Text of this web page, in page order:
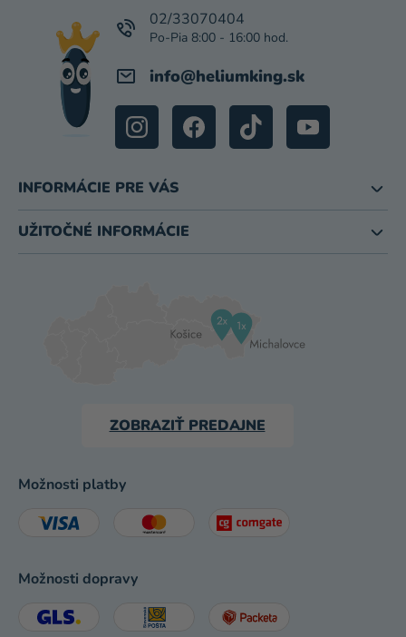
info@heliumking.sk
02/33070404
INFORMÁCIE PRE VÁS
UŽITOČNÉ INFORMÁCIE
ZOBRAZIŤ PREDAJNE
Možnosti platby
Možnosti dopravy